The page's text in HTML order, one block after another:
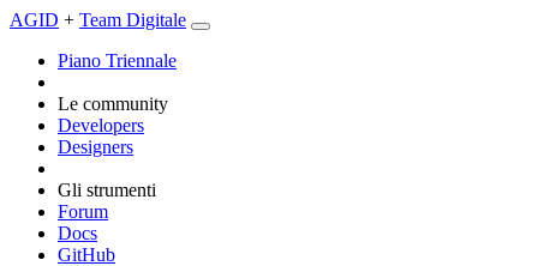
AGID + Team Digitale
Piano Triennale
Le community
Developers
Designers
Gli strumenti
Forum
Docs
GitHub